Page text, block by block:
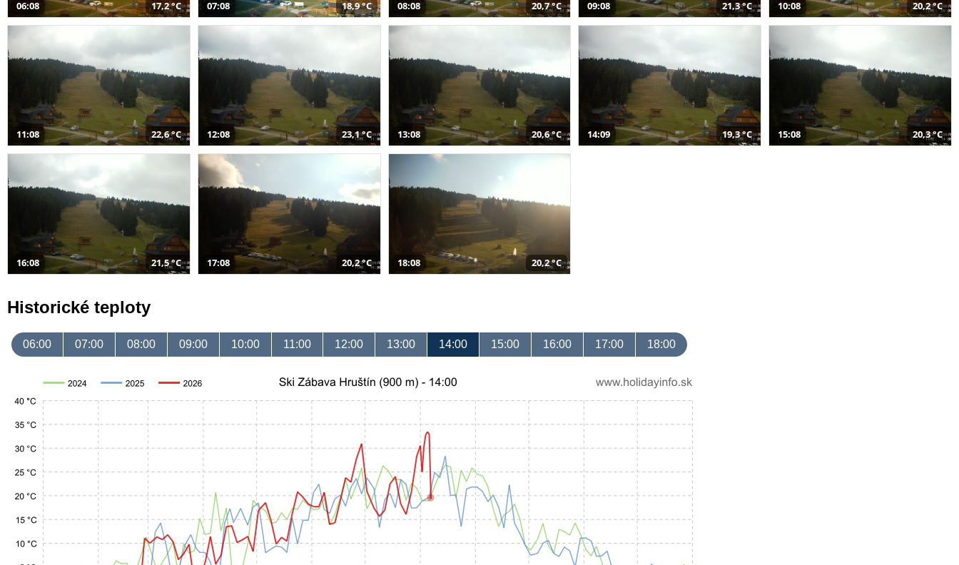
06:08 17,2 °C 07:08 18,9 °C 08:08 20,7 °C 09:08 21,3 °C 10:08 20,2 °C
11:08 22,6 °C 12:08 23,1 °C 13:08 20,6 °C 14:09 19,3 °C 15:08 20,3 °C
16:08 21,5 °C 17:08 20,2 °C 18:08 20,2 °C
Historické teploty
06:00 07:00 08:00 09:00 10:00 11:00 12:00 13:00 14:00 15:00 16:00 17:00 18:00